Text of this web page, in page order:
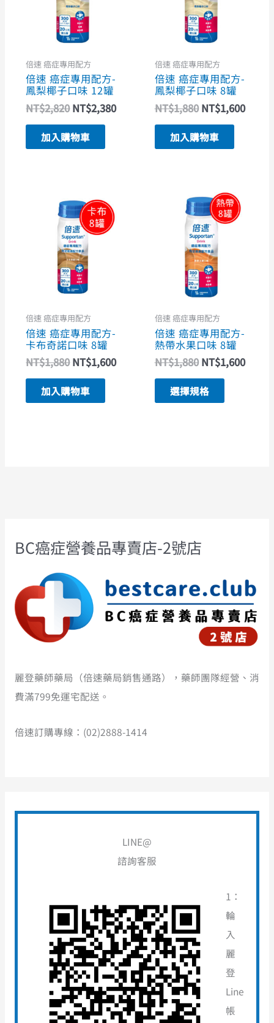
倍速 癌症專用配方
倍速 癌症專用配方-
鳳梨椰子口味 12罐
NT$2,820NT$2,380
加入購物車
倍速 癌症專用配方
倍速 癌症專用配方-
鳳梨椰子口味 8罐
NT$1,880 NT$1,600
加入購物車
倍速 癌症專用配方
倍速 癌症專用配方-
卡布奇諾口味 8罐
NT$1,880
始
價
格：
NT$1,880。
NT$1,600
加入購物車
倍速 癌症專用配方
倍速 癌症專用配方-
熱帶水果口味 8罐
NT$1,880
原
始
價
格：
NT$1,880。
NT$1,600
選擇規格
此
產
可
在
產
頁
BC癌症營養品專賣店-2號店
麗登藥師藥局（倍速藥局銷售通路），藥師團隊經營、消
費滿799免運宅配送。
倍速訂購專線：(02)2888-1414
LINE@
諮詢客服
1：
輪
入
麗
登
Line
帳